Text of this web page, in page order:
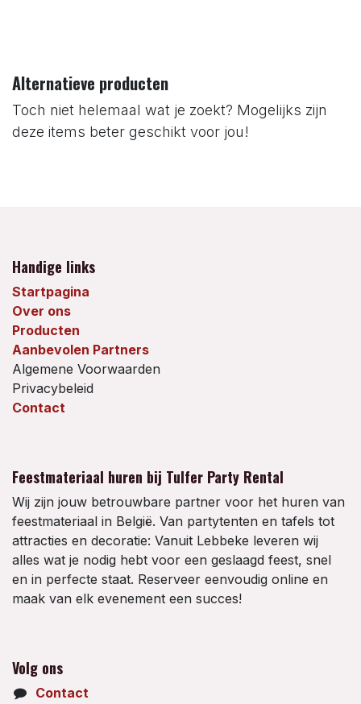
Alternatieve producten
Toch niet helemaal wat je zoekt? Mogelijks zijn
deze items beter geschikt voor jou!
Handige links
Startpagina
Over ons
Producten
Aanbevolen Partners
Algemene Voorwaarden
Privacybeleid
Contact
Feestmateriaal huren bij Tulfer Party Rental
Wij zijn jouw betrouwbare partner voor het huren van
feestmateriaal in België. Van partytenten en tafels tot
attracties en decoratie: Vanuit Lebbeke leveren wij
alles wat je nodig hebt voor een geslaagd feest, snel
en in perfecte staat. Reserveer eenvoudig online en
maak van elk evenement een succes!
Volg ons
Contact